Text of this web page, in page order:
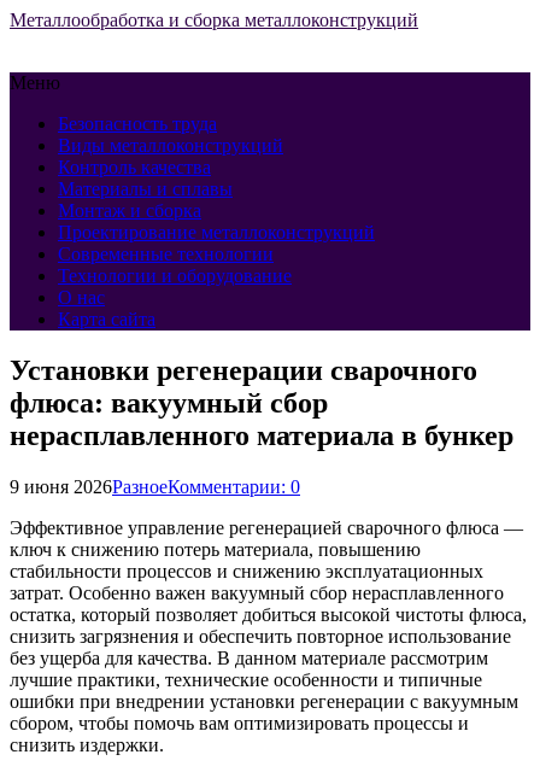
Металлообработка и сборка металлоконструкций
Меню
Безопасность труда
Виды металлоконструкций
Контроль качества
Материалы и сплавы
Монтаж и сборка
Проектирование металлоконструкций
Современные технологии
Технологии и оборудование
О нас
Карта сайта
Установки регенерации сварочного
флюса: вакуумный сбор
нерасплавленного материала в бункер
9 июня 2026РазноеКомментарии: 0
Эффективное управление регенерацией сварочного флюса —
ключ к снижению потерь материала, повышению
стабильности процессов и снижению эксплуатационных
затрат. Особенно важен вакуумный сбор нерасплавленного
остатка, который позволяет добиться высокой чистоты флюса,
снизить загрязнения и обеспечить повторное использование
без ущерба для качества. В данном материале рассмотрим
лучшие практики, технические особенности и типичные
ошибки при внедрении установки регенерации с вакуумным
сбором, чтобы помочь вам оптимизировать процессы и
снизить издержки.